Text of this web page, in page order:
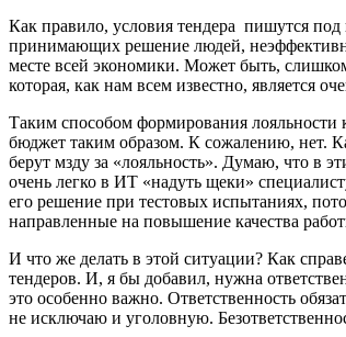
Как правило, условия тендера пишутся
принимающих решение людей,
месте всей экономики. Может быть,
которая, как нам всем известно, является
Таким способом формирования лояльности
бюджет таким образом. К сожалению, нет.
берут мзду за «лояльность». Думаю, что в
очень легко в ИТ «надуть щеки»
его решение при тестовых испытаниях,
направленные на повышение качества
И что же делать в этой ситуации? Как
тендеров. И, я бы добавил, нужна
это особенно важно. Ответственность
не исключаю и уголовную.